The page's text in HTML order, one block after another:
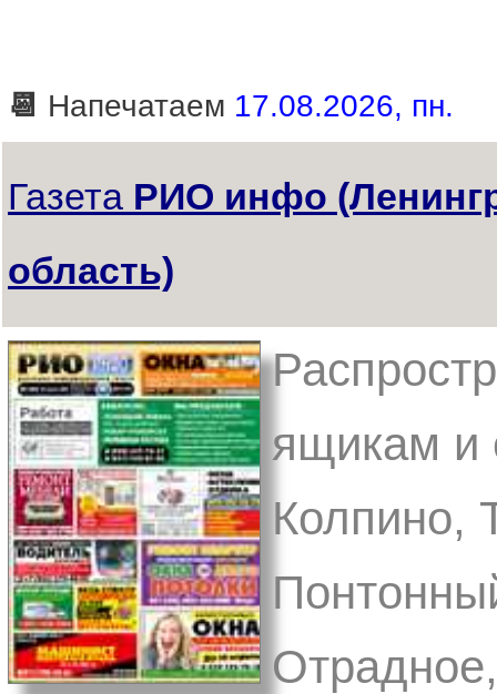
📆 Напечатаем 17.08.2026, пн.
Газета РИО инфо
область)
ящикам и
Колпино,